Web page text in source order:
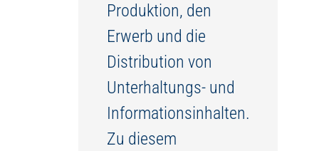
Produktion, den
Erwerb und die
Distribution von
Unterhaltungs- und
Informationsinhalten.
Zu diesem